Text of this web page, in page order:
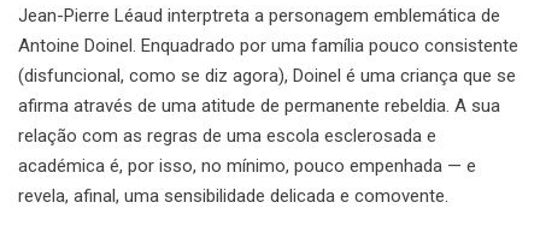
Jean-Pierre Léaud interptreta a personagem emblemática de
Antoine Doinel. Enquadrado por uma família pouco consistente
(disfuncional, como se diz agora), Doinel é uma criança que se
afirma através de uma atitude de permanente rebeldia. A sua
relação com as regras de uma escola esclerosada e
académica é, por isso, no mínimo, pouco empenhada — e
revela, afinal, uma sensibilidade delicada e comovente.